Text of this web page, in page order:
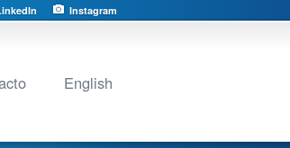
Instagram
English